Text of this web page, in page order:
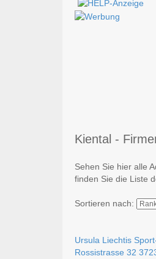
Kiental -
Sehen Sie hier alle
finden Sie die Liste
Sortieren nach:
Ursula Liechtis
Rossistrasse 32